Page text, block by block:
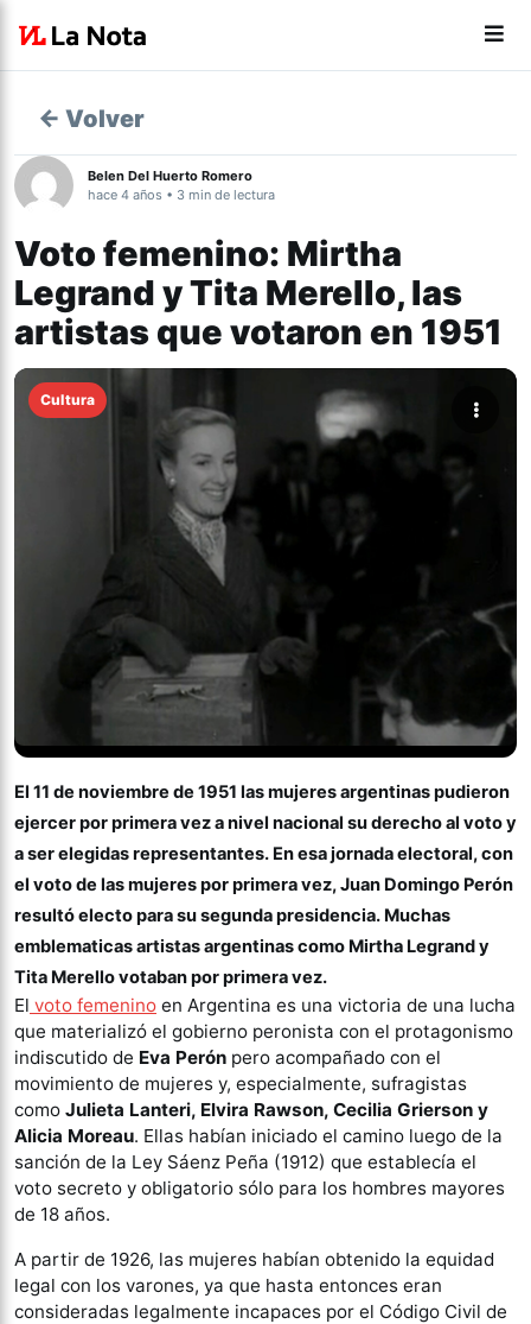
← Volver
Belen Del Huerto Romero
hace 4 años • 3 min de lectura
Voto femenino: Mirtha
Legrand y Tita Merello, las
artistas que votaron en 1951
Cultura
El 11 de noviembre de 1951 las mujeres argentinas pudieron
ejercer por primera vez a nivel nacional su derecho al voto y
a ser elegidas representantes. En esa jornada electoral, con
el voto de las mujeres por primera vez, Juan Domingo Perón
resultó electo para su segunda presidencia. Muchas
emblematicas artistas argentinas como Mirtha Legrand y
Tita Merello votaban por primera vez.
El voto femenino en Argentina es una victoria de una lucha
que materializó el gobierno peronista con el protagonismo
indiscutido de Eva Perón pero acompañado con el
movimiento de mujeres y, especialmente, sufragistas
como Julieta Lanteri, Elvira Rawson, Cecilia Grierson y
Alicia Moreau. Ellas habían iniciado el camino luego de la
sanción de la Ley Sáenz Peña (1912) que establecía el
voto secreto y obligatorio sólo para los hombres mayores
de 18 años.
A partir de 1926, las mujeres habían obtenido la equidad
legal con los varones, ya que hasta entonces eran
consideradas legalmente incapaces por el Código Civil de